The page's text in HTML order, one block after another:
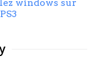
windows sur